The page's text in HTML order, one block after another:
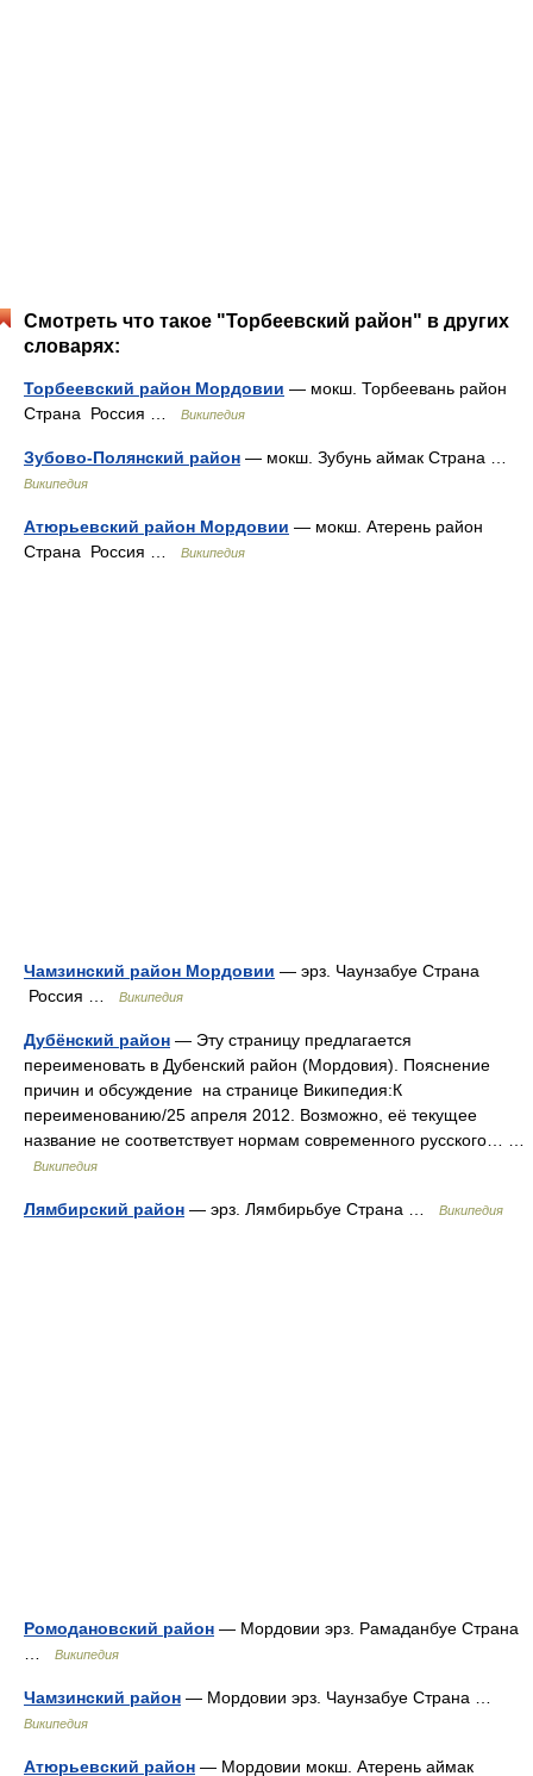
Смотреть что такое "Торбеевский район" в других
словарях:
Торбеевский район Мордовии — мокш. Торбеевань район
Страна Россия …
Википедия
Зубово-Полянский район — мокш. Зубунь аймак Страна …
Википедия
Атюрьевский район Мордовии — мокш. Атерень район
Страна Россия …
Википедия
Чамзинский район Мордовии — эрз. Чаунзабуе Страна
Россия …
Википедия
Дубёнский район — Эту страницу предлагается
переименовать в Дубенский район (Мордовия). Пояснение
причин и обсуждение на странице Википедия:К
переименованию/25 апреля 2012. Возможно, её текущее
название не соответствует нормам современного русского… …
Википедия
Лямбирский район — эрз. Лямбирьбуе Страна … Википедия
Ромодановский район — Мордовии эрз. Рамаданбуе Страна
Википедия
Чамзинский район — Мордовии эрз. Чаунзабуе Страна …
Википедия
Атюрьевский район — Мордовии мокш. Атерень аймак